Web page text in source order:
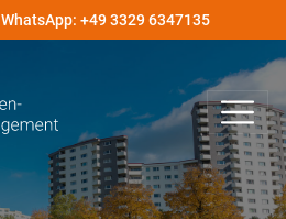
WhatsApp: +49 3329 6347135